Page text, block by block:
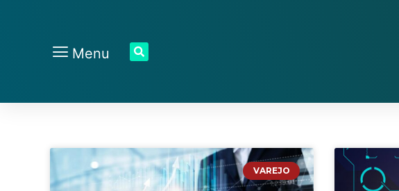
Menu
VAREJO